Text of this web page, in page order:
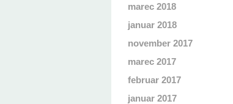
marec 2018
januar 2018
november 2017
marec 2017
februar 2017
januar 2017